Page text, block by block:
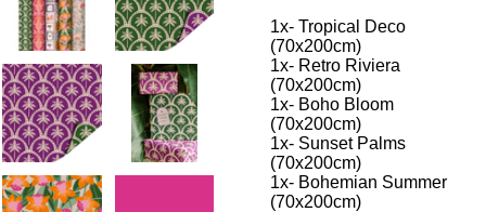
1x- Tropical Deco
(70x200cm)
1x- Retro Riviera
(70x200cm)
1x- Boho Bloom
(70x200cm)
1x- Sunset Palms
(70x200cm)
1x- Bohemian Summer
(70x200cm)